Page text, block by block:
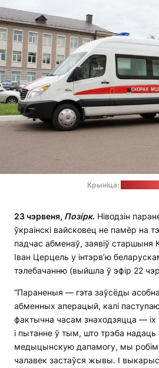
Крыніца:
23 чэрвеня, Позірк. Ніводзін
ўкраінскі вайсковец не памёр на
падчас абменаў, заявіў старшыня
Іван Церцель у інтэрв’ю
тэлебачанню (выйшла ў эфір 22
“Параненыя — гэта заўсёды
абменных аперацый, калі
фактычна часам знаходзяцца —
і пытанне ў тым, што трэба
медыцынскую дапамогу, мы робім
чалавек застаўся жывы. І